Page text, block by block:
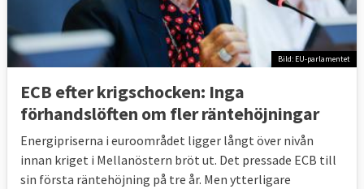
Bild: EU-parlamentet
ECB efter krigschocken: Inga
förhandslöften om fler räntehöjningar
Energipriserna i euroområdet ligger långt över nivån
innan kriget i Mellanöstern bröt ut. Det pressade ECB till
sin första räntehöjning på tre år. Men ytterligare